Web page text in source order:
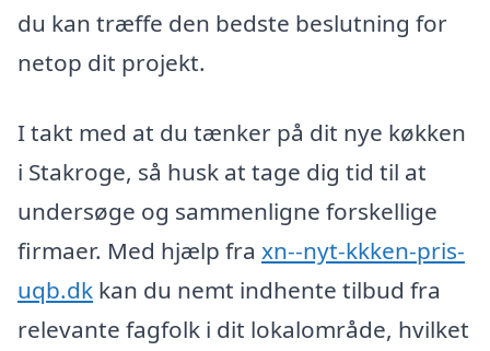
du kan træffe den bedste beslutning for
netop dit projekt.
I takt med at du tænker på dit nye køkken
i Stakroge, så husk at tage dig tid til at
undersøge og sammenligne forskellige
firmaer. Med hjælp fra xn--nyt-kkken-pris-
uqb.dk kan du nemt indhente tilbud fra
relevante fagfolk i dit lokalområde, hvilket